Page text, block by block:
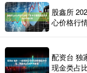
股鑫所
心价格行
配资台 独
现金类占